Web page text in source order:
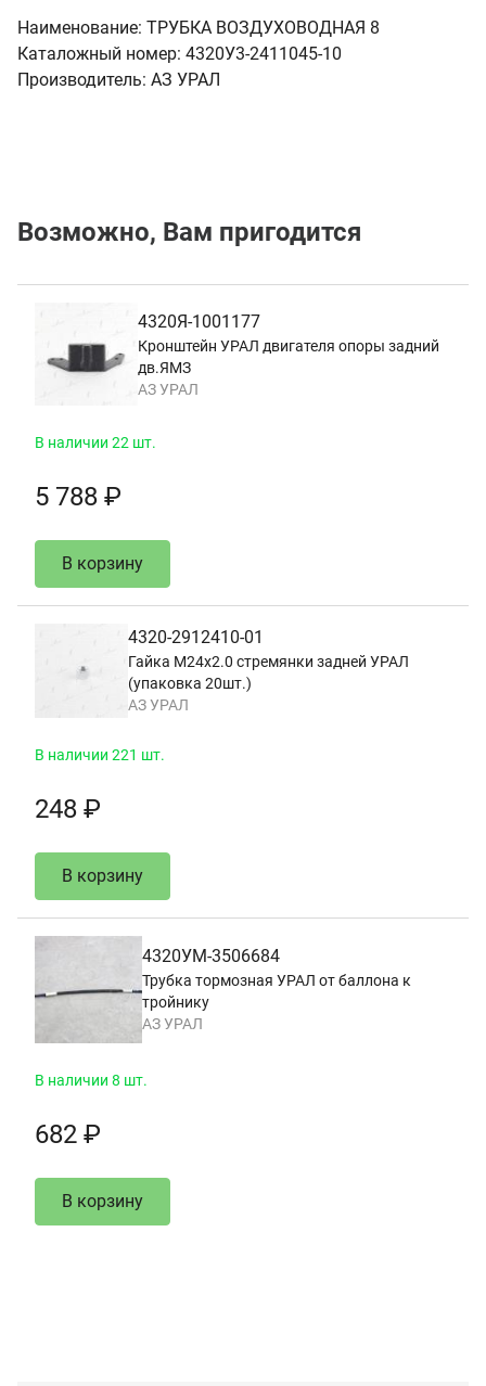
Наименование: ТРУБКА ВОЗДУХОВОДНАЯ 8
Каталожный номер: 4320У3-2411045-10
Производитель: АЗ УРАЛ
Возможно, Вам пригодится
4320Я-1001177
Кронштейн УРАЛ двигателя опоры задний
дв.ЯМЗ
АЗ УРАЛ
В наличии 22 шт.
5 788 ₽
В корзину
4320-2912410-01
Гайка М24х2.0 стремянки задней УРАЛ
(упаковка 20шт.)
АЗ УРАЛ
В наличии 221 шт.
248 ₽
В корзину
4320УМ-3506684
Трубка тормозная УРАЛ от баллона к
тройнику
АЗ УРАЛ
В наличии 8 шт.
682 ₽
В корзину